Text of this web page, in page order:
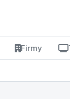
Firmy